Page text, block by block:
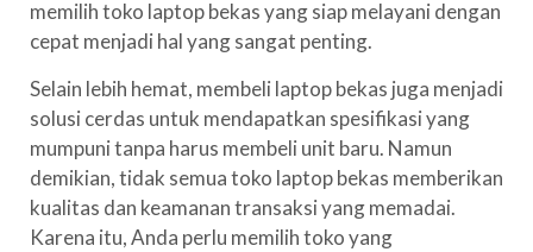
memilih toko laptop bekas yang siap melayani dengan
cepat menjadi hal yang sangat penting.
Selain lebih hemat, membeli laptop bekas juga menjadi
solusi cerdas untuk mendapatkan spesifikasi yang
mumpuni tanpa harus membeli unit baru. Namun
demikian, tidak semua toko laptop bekas memberikan
kualitas dan keamanan transaksi yang memadai.
Karena itu, Anda perlu memilih toko yang